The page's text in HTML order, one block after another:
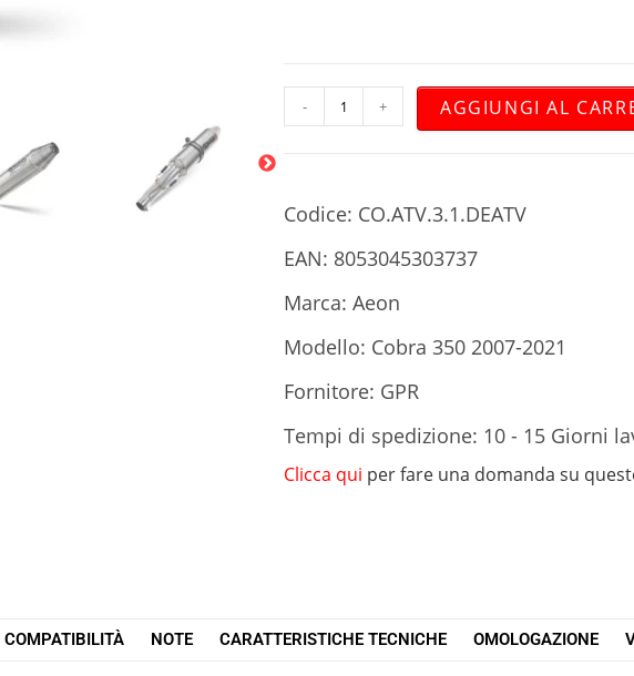
- + AGGIUNGI AL
Codice: CO.ATV.3.1.DEATV
EAN: 8053045303737
Marca: Aeon
Modello: Cobra 350 2007-2021
Fornitore: GPR
Tempi di spedizione: 10 - 15 Giorni
Clicca qui per fare una domanda su
COMPATIBILITÀ NOTE CARATTERISTICHE TECNICHE OMOLOGAZIONE